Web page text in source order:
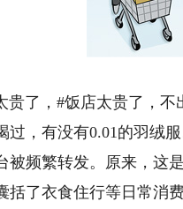
了，#饭店太贵了，不
过，有没有0.01的羽绒
被频繁转发。原来，这
括了衣食住行等日常消